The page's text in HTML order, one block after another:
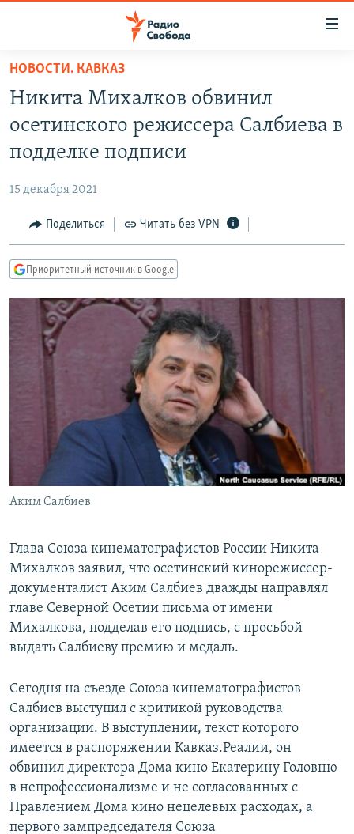
упрощенного
доступа
основному
Вернутся
Вернутся
АВТОРСКИЕ ПРОЕКТЫ
МНЕНИЯ
КУЛЬТУРА
КАВКАЗ.РЕАЛИИ
СЕВЕР.РЕАЛИИ
СИБИРЬ.РЕАЛИИ
РАСПИСАНИЕ ВЕЩАНИЯ
ПОДПИШИТЕСЬ НА РАССЫЛКУ
СОЦИАЛЬНЫЕ СЕТИ
Все сайты РСЕ/РС
НОВОСТИ. КАВКАЗ
Никита Михалков обвинил
осетинского режиссера Салбиева в
подделке подписи
15 декабря 2021
Поделиться Читать без VPN
Приоритетный источник в Google
Аким Салбиев
Глава Союза кинематографистов России Никита
Михалков заявил, что осетинский кинорежиссер-
документалист Аким Салбиев дважды направлял
главе Северной Осетии письма от имени
Михалкова, подделав его подпись, с просьбой
выдать Салбиеву премию и медаль.
Сегодня на съезде Союза кинематографистов
Салбиев выступил с критикой руководства
организации. В выступлении, текст которого
имеется в распоряжении Кавказ.Реалии, он
обвинил директора Дома кино Екатерину Головню
в непрофессионализме и не согласованных с
Правлением Дома кино нецелевых расходах, а
первого зампредседателя Союза